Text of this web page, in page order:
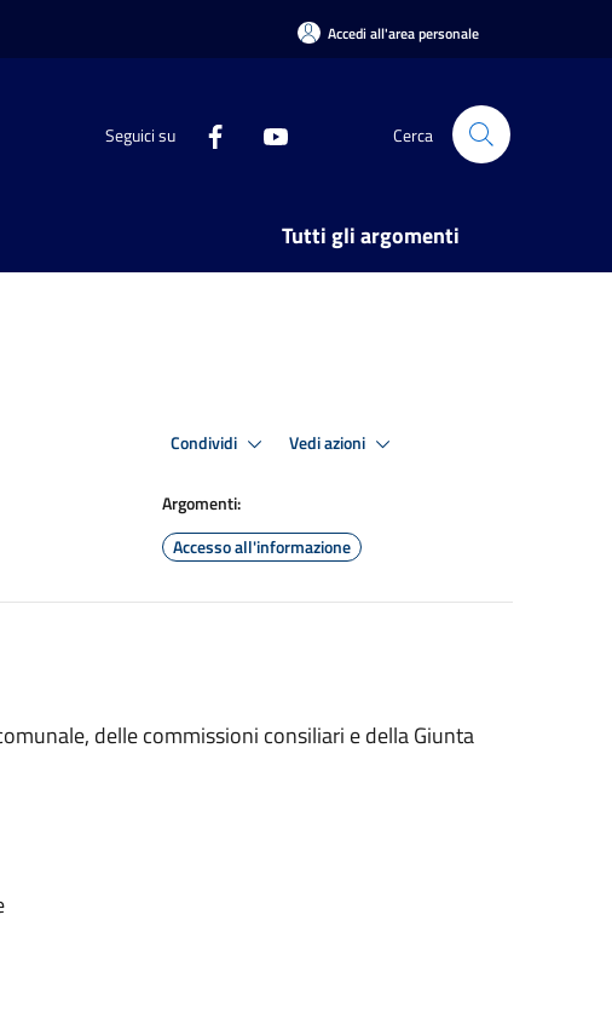
Accedi all'area personale
Seguici su Cerca
Tutti gli argomenti
Condividi Vedi azioni
Argomenti:
Accesso all'informazione
delle commissioni consiliari e della Giunta